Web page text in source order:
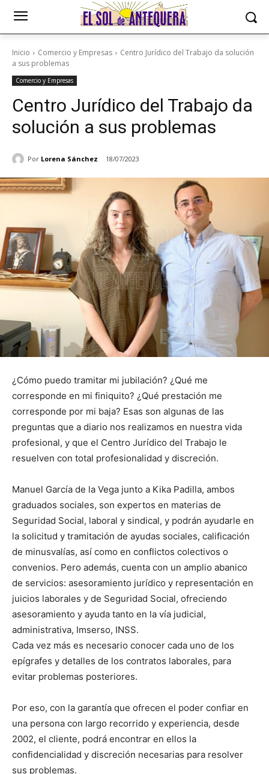
Inicio Comercio y Empresas
Centro Jurídico del Trabajo da solución
a sus problemas
Comercio y Empresas
Centro Jurídico del Trabajo da
solución a sus problemas
Por Lorena Sánchez 18/07/2023
¿Cómo puedo tramitar mi jubilación? ¿Qué me
corresponde en mi finiquito? ¿Qué prestación me
corresponde por mi baja? Esas son algunas de las
preguntas que a diario nos realizamos en nuestra vida
profesional, y que el Centro Jurídico del Trabajo le
resuelven con total profesionalidad y discreción.
Manuel García de la Vega junto a Kika Padilla, ambos
graduados sociales, son expertos en materias de
Seguridad Social, laboral y sindical, y podrán ayudarle en
la solicitud y tramitación de ayudas sociales, calificación
de minusvalías, así como en conflictos colectivos o
convenios. Pero además, cuenta con un amplio abanico
de servicios: asesoramiento jurídico y representación en
juicios laborales y de Seguridad Social, ofreciendo
asesoramiento y ayuda tanto en la vía judicial,
administrativa, Imserso, INSS.
Cada vez más es necesario conocer cada uno de los
epígrafes y detalles de los contratos laborales, para
evitar problemas posteriores.
Por eso, con la garantía que ofrecen el poder confiar en
una persona con largo recorrido y experiencia, desde
2002, el cliente, podrá encontrar en ellos la
confidencialidad y discreción necesarias para resolver
sus problemas.